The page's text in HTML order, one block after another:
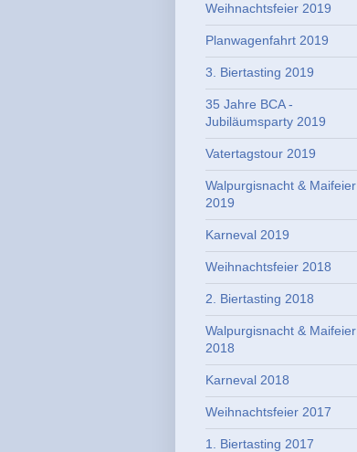
Weihnachtsfeier 2019
Planwagenfahrt 2019
3. Biertasting 2019
35 Jahre BCA -
Jubiläumsparty 2019
Vatertagstour 2019
Walpurgisnacht & Maifeier
2019
Karneval 2019
Weihnachtsfeier 2018
2. Biertasting 2018
Walpurgisnacht & Maifeier
2018
Karneval 2018
Weihnachtsfeier 2017
1. Biertasting 2017